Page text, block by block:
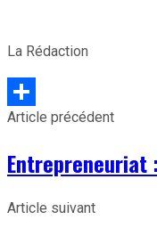
La Rédaction
Partager
Article précédent
Entrepreneuriat :
Article suivant